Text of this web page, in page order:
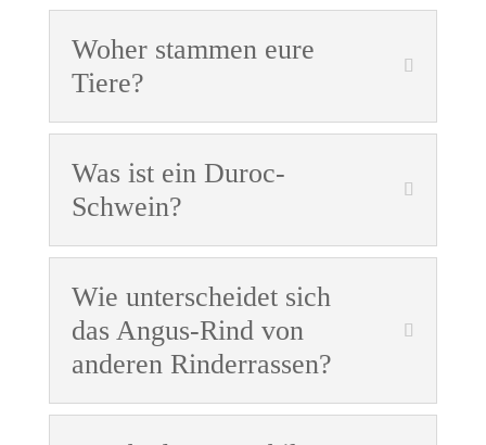
Woher stammen eure
Tiere?
Was ist ein Duroc-
Schwein?
Wie unterscheidet sich
das Angus-Rind von
anderen Rinderrassen?